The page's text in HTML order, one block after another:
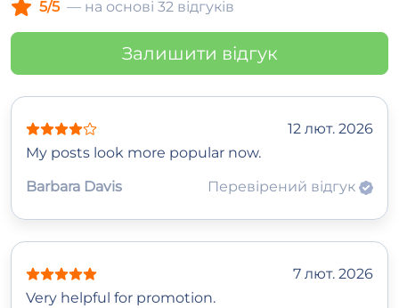
5/5 — на основі 32 відгуків
Залишити відгук
12 лют. 2026
My posts look more popular now.
Barbara Davis
Перевірений відгук
7 лют. 2026
Very helpful for promotion.